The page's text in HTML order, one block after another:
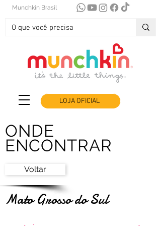
Munchkin Brasil
LOJA OFICIAL
ONDE
ENCONTRAR
Voltar
Mato Grosso do Sul